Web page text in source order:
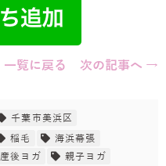
一覧に戻る 次の記事へ →
千葉市美浜区
稲毛
海浜幕張
産後ヨガ
親子ヨガ